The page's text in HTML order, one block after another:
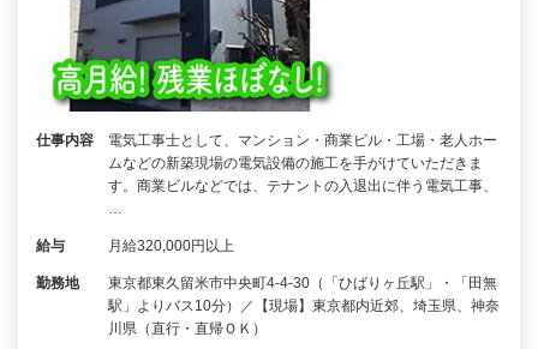
仕事内容
電気工事士として、マンション・商業ビル・工場・老人ホー
ムなどの新築現場の電気設備の施工を手がけていただきま
す。商業ビルなどでは、テナントの入退出に伴う電気工事、
…
給与 月給320,000円以上
勤務地
東京都東久留米市中央町4-4-30（「ひばりヶ丘駅」・「田無
駅」よりバス10分）／【現場】東京都内近郊、埼玉県、神奈
川県（直行・直帰ＯＫ）